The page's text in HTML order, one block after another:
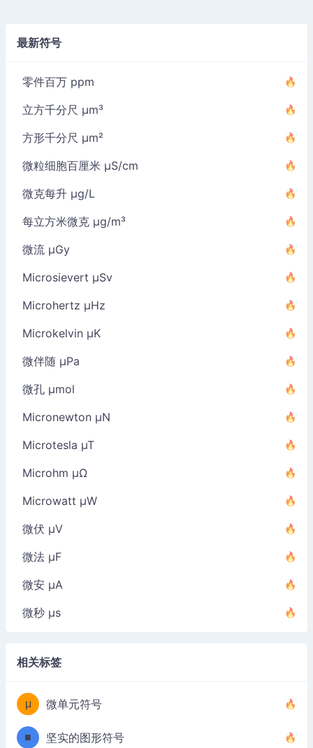
最新符号
零件百万 ppm
立方千分尺 µm³
方形千分尺 µm²
微粒细胞百厘米 µS/cm
微克每升 µg/L
每立方米微克 µg/m³
微流 µGy
Microsievert µSv
Microhertz µHz
Microkelvin µK
微伴随 µPa
微孔 µmol
Micronewton µN
Microtesla µT
Microhm µΩ
Microwatt µW
微伏 µV
微法 µF
微安 µA
微秒 µs
相关标签
μ 微单元符号
■ 坚实的图形符号